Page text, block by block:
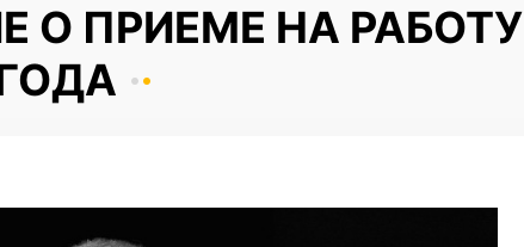
О ПРИЕМЕ НА РАБОТУ